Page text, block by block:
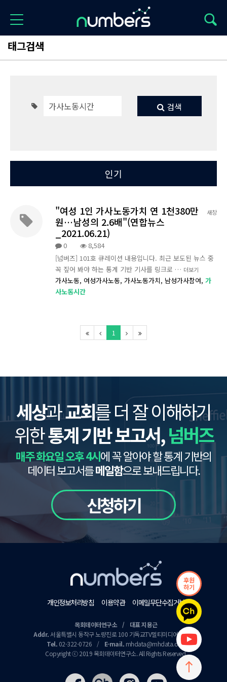
태그검색
후원
하기
검색
Total 1
최신
인기
새창
"여성 1인 가사노동가치 연 1천380만
원…남성의 2.6배"(연합뉴스
_2021.06.21)
0
8,584
[넘버즈] 101호 큐레이션 내용입니다. 최근 보도된 뉴스 중
꼭 짚어 봐야 하는 통계 기반 기사를 링크로 … 더보기
가사노동, 여성가사노동, 가사노동가치, 남성가사참여, 가
사노동시간
1
세상과교회를 더 잘 이해하기
위한통계 기반 보고서,넘버즈
매주 화요일 오후 4시에 꼭 알아야 할 통계 기반의
데이터 보고서를메일함으로 보내드립니다.
신청하기
개인정보처리방침 이용약관 이메일무단수집거부
목회데이터연구소 / 대표 지용근
Addr.서울특별시 동작구 노량진로 100 기독교TV멀티미디어센터 9층
Tel. 02-322-0726 / E-mail. mhdata@mhdata.or.kr
Copyright ⓒ 2019 목회데이터연구소. All Rights Reserved.